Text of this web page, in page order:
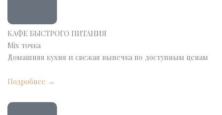
КАФЕ БЫСТРОГО ПИТАНИЯ
Mix точка
Домашняя кухня и свежая выпечка по доступным ценам
Подробнее →